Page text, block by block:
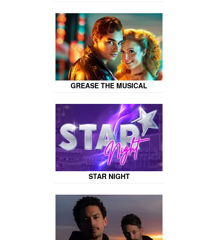
GREASE THE MUSICAL
STAR NIGHT